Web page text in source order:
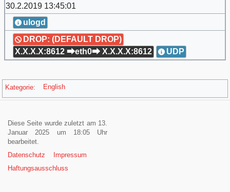
30.2.2019 13:45:01
ulogd
DROP: (DEFAULT DROP)
X.X.X.X:8612 ⮕eth0⮕ X.X.X.X:8612
UDP
Kategorie: English
Diese Seite wurde zuletzt am 13.
Januar 2025 um 18:05 Uhr
bearbeitet.
Datenschutz
Impressum
Haftungsausschluss